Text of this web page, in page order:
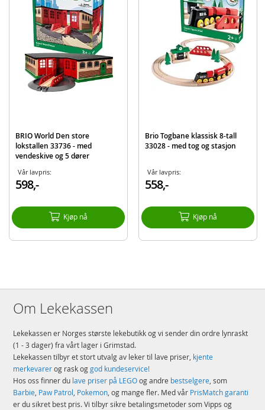
Detaljer:
Antall deler: 24
Alder: fra 3 år
Produktdetaljer
Modell
BRIO World Den store
lokstallen 33736 - med
vendeskive og 5 dører
Vår lavpris:
598,-
Kjøp nå
Brio Togbane klassisk 8-tall
33028 - med tog og stasjon
Vår lavpris:
558,-
Kjøp nå
Om Lekekassen
Lekekassen er Norges største lekebutikk og vi sender din ordre lynraskt
(1 - 3 dager) fra vårt lager i Grimstad.
Lekekassen tilbyr et stort utvalg av leker til lave priser, kjente
merkevarerog rask oggod kundeservice!
Hos oss finner du lave priser på LEGOog andre bestselgere, som
Barbie, Paw Patrol, Pokemon, og mange fler. Med vår PrisMatch garanti
er du sikret best pris. Vi tilbyr sikre betalingsmetoder som Vipps og